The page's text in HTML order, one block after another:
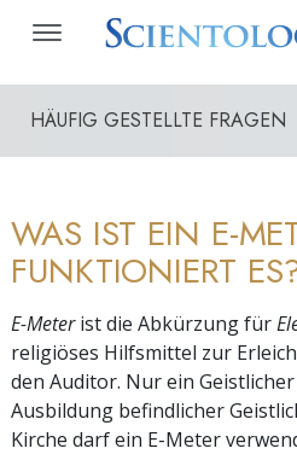
HÄUFIG GESTELLTE FRAGEN
WAS IST EIN E-
FUNKTIONIERT
E-Meterist die Abkürzung für
religiöses Hilfsmittel zur
den Auditor. Nur ein
Ausbildung befindlicher
Kirche darf ein E-Meter